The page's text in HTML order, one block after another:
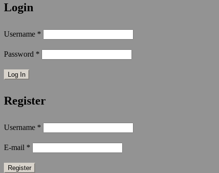
Login
Username *
Password *
Register
Username *
E-mail *